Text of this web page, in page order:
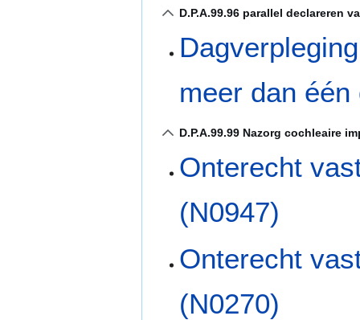
D.P.A.99.96 parallel declareren
meer dan
D.P.A.99.99 Nazorg cochleaire
Onterecht
(N0947)
Onterecht
(N0270)